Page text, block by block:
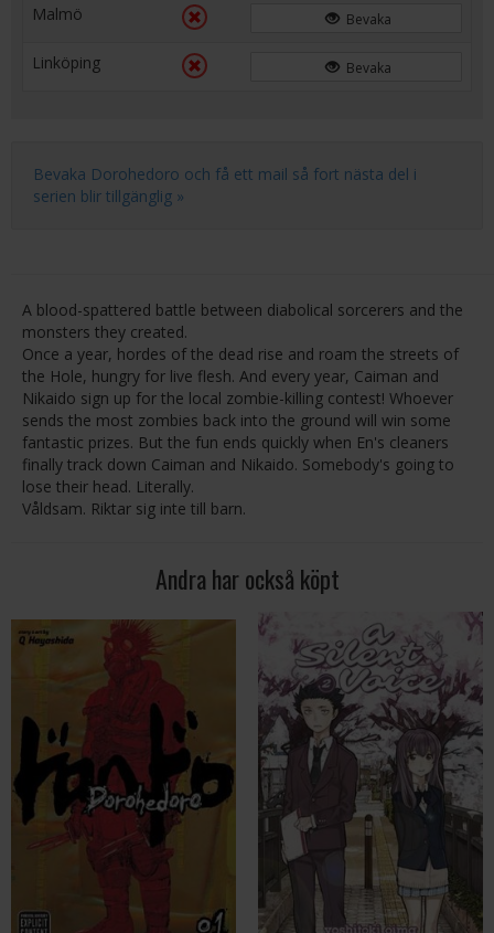
Malmö Bevaka
Linköping Bevaka
Bevaka Dorohedoro och få ett mail så fort nästa del i
serien blir tillgänglig »
A blood-spattered battle between diabolical sorcerers and the
monsters they created.
Once a year, hordes of the dead rise and roam the streets of
the Hole, hungry for live flesh. And every year, Caiman and
Nikaido sign up for the local zombie-killing contest! Whoever
sends the most zombies back into the ground will win some
fantastic prizes. But the fun ends quickly when En's cleaners
finally track down Caiman and Nikaido. Somebody's going to
lose their head. Literally.
Våldsam. Riktar sig inte till barn.
Andra har också köpt